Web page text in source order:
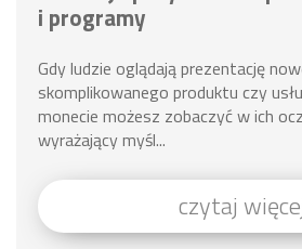
i programy
Gdy ludzie oglądają prezentację
skomplikowanego produktu czy
monecie możesz zobaczyć w ich
wyrażający myśl...
czytaj